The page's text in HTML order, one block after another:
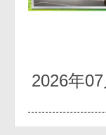
2026年07